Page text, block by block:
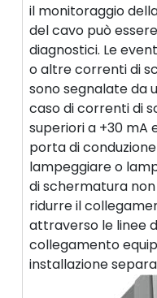
il monitoraggio
del cavo può
diagnostici. Le
o altre correnti di
sono segnalate da
caso di correnti di
superiori a +30 mA
porta di
lampeggiare o
di schermatura
ridurre il
attraverso le linee
collegamento
installazione